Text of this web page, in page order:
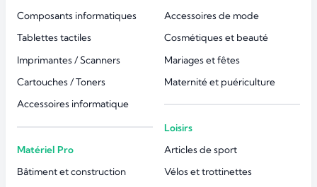
Composants informatiques
Tablettes tactiles
Imprimantes / Scanners
Cartouches / Toners
Accessoires informatique
Matériel Pro
Bâtiment et construction
Accessoires de mode
Cosmétiques et beauté
Mariages et fêtes
Maternité et puériculture
Loisirs
Articles de sport
Vélos et trottinettes